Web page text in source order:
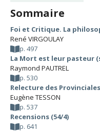
Sommaire
Foi et Critique. La
René VIRGOULAY
p. 497
La Mort est leur pasteur
Raymond PAUTREL
p. 530
Relecture des Provinciales
Eugène TESSON
p. 537
Recensions (54/4)
p. 641